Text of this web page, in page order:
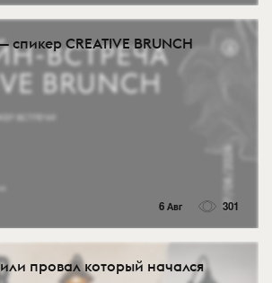
CREATIVE BRUNCH
6 Авг 301
провал который начался